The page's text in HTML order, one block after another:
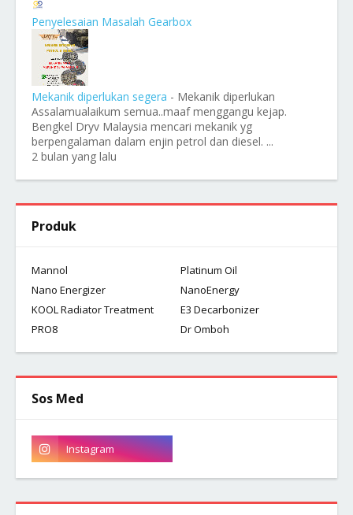
Penyelesaian Masalah Gearbox
Mekanik diperlukan segera - Mekanik diperlukan
Assalamualaikum semua..maaf menggangu kejap.
Bengkel Dryv Malaysia mencari mekanik yg
berpengalaman dalam enjin petrol dan diesel. ...
2 bulan yang lalu
Produk
Mannol
Platinum Oil
Nano Energizer
NanoEnergy
KOOL Radiator Treatment
E3 Decarbonizer
PRO8
Dr Omboh
Sos Med